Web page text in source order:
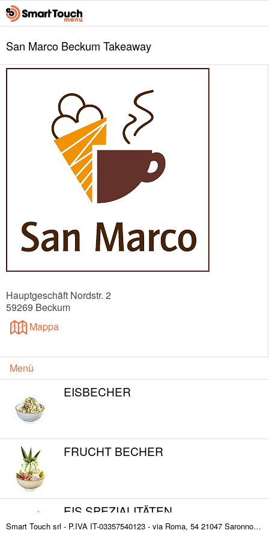
San Marco Beckum Takeaway
Hauptgeschäft Nordstr. 2
59269 Beckum
Mappa
Menù
EISBECHER
FRUCHT BECHER
EIS SPEZIALITÄTEN
Smart Touch srl - P.IVA IT-03357540123 - via Roma, 54 21047 Saronno (VA) ITALY